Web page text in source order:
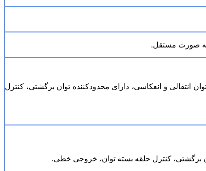
کیلووات با لامپ خلأ. دارای نمایشگر توان انتقالی و انعکاسی، دارای محدودکننده توان برگشتی، کنترل
برگشتی، کنترل حلقه بسته توان، خروجی خطی.